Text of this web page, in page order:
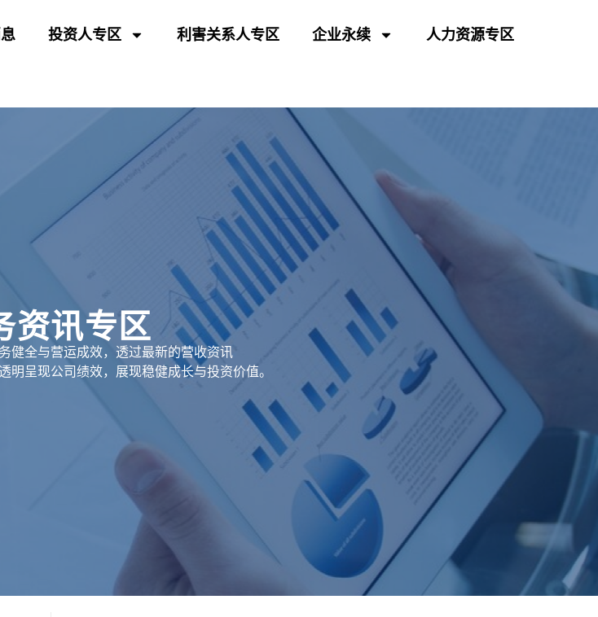
投资人专区 利害关系人专区 企业永续 人力资源专区
资讯专区
健全与营运成效，透过最新的营收资讯
明呈现公司绩效，展现稳健成长与投资价值。